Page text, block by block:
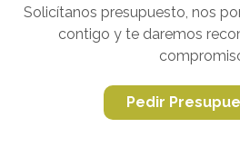
Solicítanos presupuesto, nos
contigo y te daremos
Pedir